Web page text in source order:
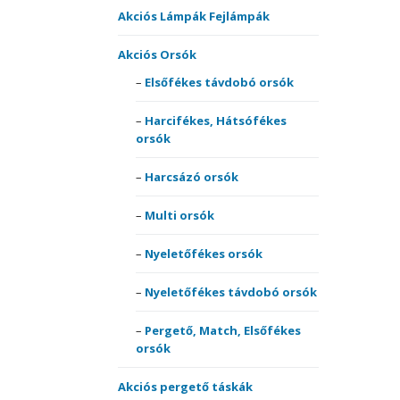
fotelek
Etetőanyag Szettek
Horgok
merítőfejek,
Akciós Lámpák Fejlámpák
Akciós Orsók
Elsőfékes távdobó orsók
Harcifékes, Hátsófékes
orsók
Harcsázó orsók
Multi orsók
Nyeletőfékes orsók
Nyeletőfékes távdobó orsók
Pergető, Match, Elsőfékes
orsók
Akciós pergető táskák